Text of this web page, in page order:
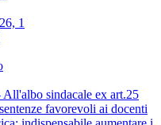
1
sindacale ex art.25
favorevoli ai docenti